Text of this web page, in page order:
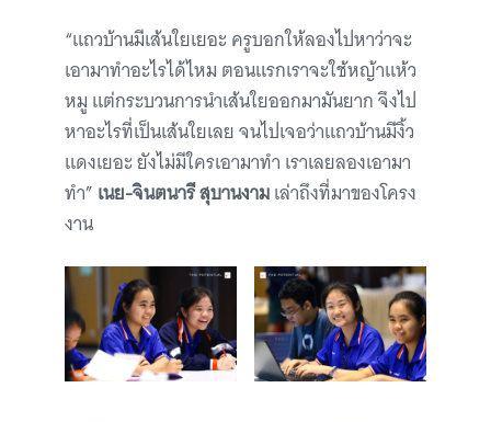
“แถวบ้านมีเส้นใยเยอะ ครูบอกให้ลองไปหาว่าจะ
เอามาทำอะไรได้ไหม ตอนแรกเราจะใช้หญ้าแห้ว
หมู แต่กระบวนการนำเส้นใยออกมามันยาก จึงไป
หาอะไรที่เป็นเส้นใยเลย จนไปเจอว่าแถวบ้านมีงิ้ว
แดงเยอะ ยังไม่มีใครเอามาทำ เราเลยลองเอามา
ทำ” เนย-จินตนารี สุบานงามเล่าถึงที่มาของโครง
งาน